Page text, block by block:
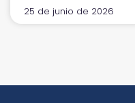
25 de junio de 2026